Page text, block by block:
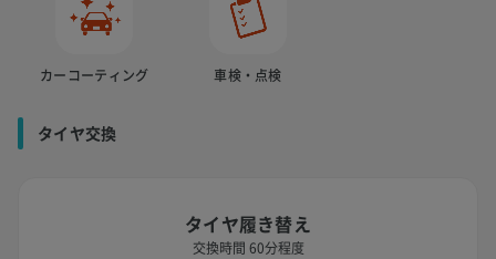
カーコーティング 車検・点検
タイヤ交換
タイヤ履き替え
交換時間 60分程度